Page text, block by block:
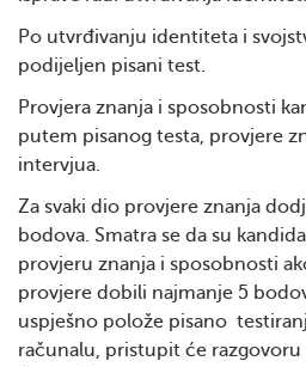
Po utvrđivanju identiteta i
podijeljen pisani test.
Provjera znanja i sposobnosti
putem pisanog testa, provjere
intervjua.
Za svaki dio provjere znanja
bodova. Smatra se da su
provjeru znanja i sposobnosti
provjere dobili najmanje 5
uspješno polože pisano
računalu, pristupit će razgovoru